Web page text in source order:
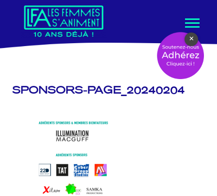
contenu
SPONSORS-PAGE_20240204
×